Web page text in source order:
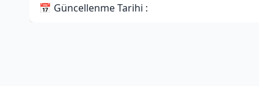
📅 Güncellenme Tarihi :